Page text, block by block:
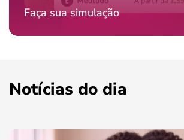
Faça sua simulação
Notícias do dia